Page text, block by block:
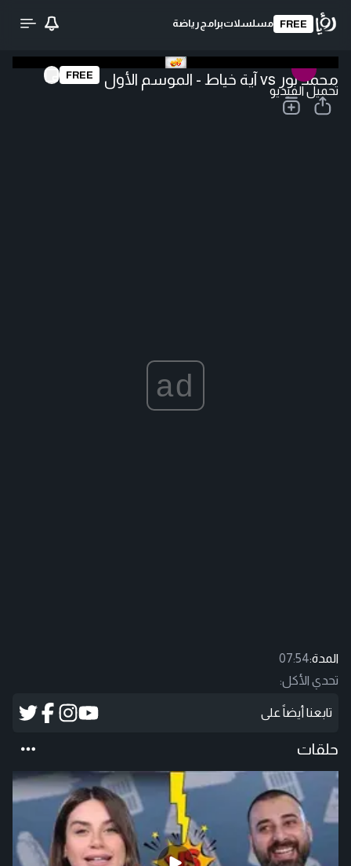
FREE مسلسلاتبرامج رياضة
تحميل الفيديو
FREE محمد نور vs آية خياط - الموسم الأول
ad
المدة:07:54
تحدي الأكل:
تابعنا أيضاً على
حلقات